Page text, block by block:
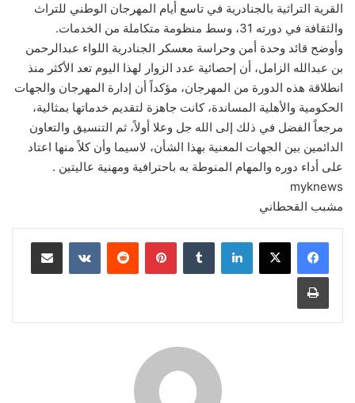
القرية التراثية بالجنادرية في تاسع أيام المهرجان الوطني للتراث
والثقافة في دورته 31، وسط منظومة متكاملة من الخدمات.
وأوضح قائد وحدة أمن وحراسة معسكر الجنادرية اللواء عبدالرحمن
بن عبدالله الزامل، أن إحصائية عدد الزوار لهذا اليوم تعد الأكثر منذ
انطلاقة هذه الدورة من المهرجان، مؤكداً أن إدارة المهرجان والجهات
الحكومية والأهلية المساندة، كانت جاهزة لتقديم خدماتها بمثالية،
مرجعاً الفضل في ذلك إلى الله جل وعلا أولاً، ثم التنسيق والتعاون
الدائمين بين الجهات المعنية بهذا الشأن، لاسيما وأن كلاً منها اعتاد
على أداء دوره والمهام المنوطة به باحترافية ومهنية عاليتين .
myknews
مشبب القحطاني
لينكدإن بينتيريست